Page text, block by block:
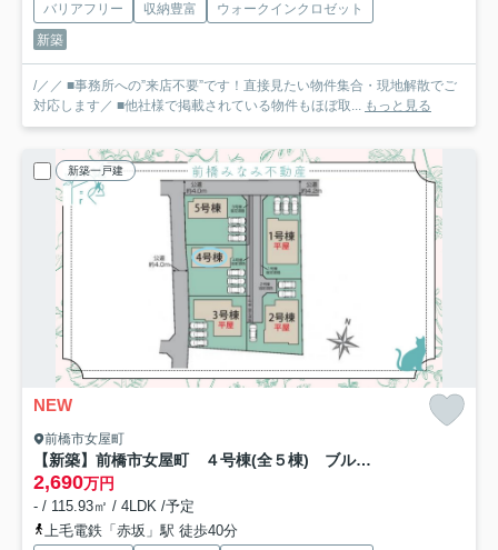
バリアフリー
収納豊富
ウォークインクロゼット
新築
/／／ ■事務所への”来店不要”です！直接見たい物件集合・現地解散でご
対応します／ ■他社様で掲載されている物件もほぼ取... もっと見る
新築一戸建
NEW
前橋市女屋町
【新築】前橋市女屋町 ４号棟(全５棟) ブルーミングガーデン 新築建売分譲
2,690万円
- / 115.93㎡ / 4LDK /予定
上毛電鉄「赤坂」駅 徒歩40分